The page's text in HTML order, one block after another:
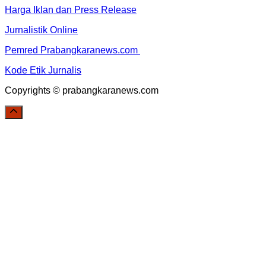
Harga Iklan dan Press Release
Jurnalistik Online
Pemred Prabangkaranews.com
Kode Etik Jurnalis
Copyrights © prabangkaranews.com